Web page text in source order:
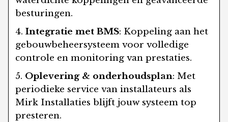
besturingen.
Integratie met BMS: Koppeling aan het
gebouwbeheersysteem voor volledige
controle en monitoring van prestaties.
Oplevering & onderhoudsplan: Met
periodieke service van installateurs als
Mirk Installaties blijft jouw systeem top
presteren.